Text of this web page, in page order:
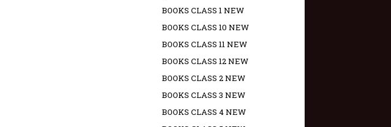
BOOKS CLASS 1 NEW
BOOKS CLASS 10 NEW
BOOKS CLASS 11 NEW
BOOKS CLASS 12 NEW
BOOKS CLASS 2 NEW
BOOKS CLASS 3 NEW
BOOKS CLASS 4 NEW